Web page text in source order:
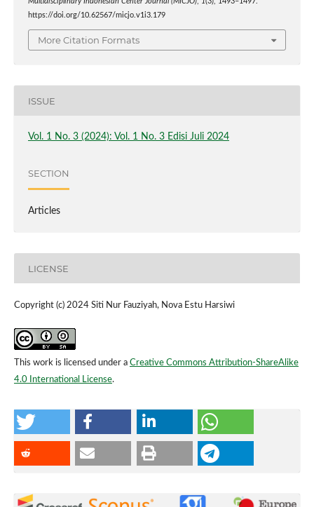
https://doi.org/10.62567/micjo.v1i3.179
More Citation Formats
ISSUE
Vol. 1 No. 3 (2024): Vol. 1 No. 3 Edisi Juli 2024
SECTION
Articles
LICENSE
Copyright (c) 2024 Siti Nur Fauziyah, Nova Estu Harsiwi
This work is licensed under a Creative Commons Attribution-ShareAlike
4.0 International License.